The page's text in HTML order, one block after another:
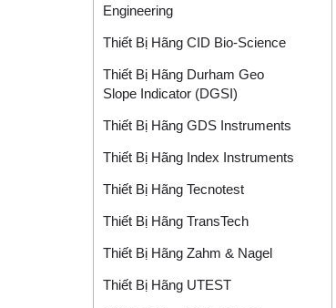
Engineering
Thiết Bị Hãng CID Bio-Science
Thiết Bị Hãng Durham Geo
Slope Indicator (DGSI)
Thiết Bị Hãng GDS Instruments
Thiết Bị Hãng Index Instruments
Thiết Bị Hãng Tecnotest
Thiết Bị Hãng TransTech
Thiết Bị Hãng Zahm & Nagel
Thiết Bị Hãng UTEST